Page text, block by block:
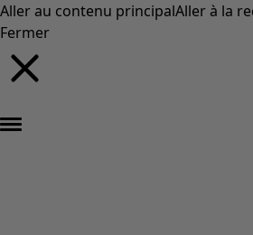
Aller au contenu principalAller à la
Fermer